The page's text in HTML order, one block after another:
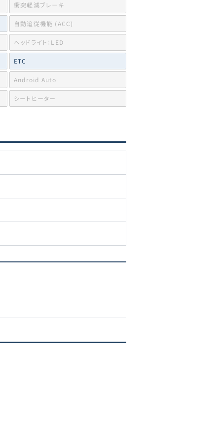
衝突軽減ブレーキ
自動追従機能 (ACC)
ヘッドライト：LED
ETC
Android Auto
シートヒーター